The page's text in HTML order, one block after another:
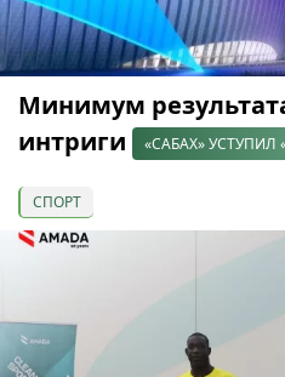
Минимум
интриги
«САБАХ» УСТУПИЛ
СПОРТ